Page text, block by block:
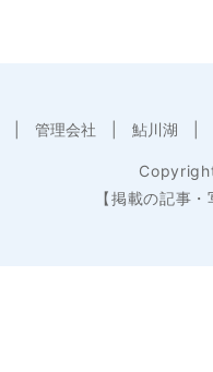
管理会社 鮎川湖
【掲載の記事